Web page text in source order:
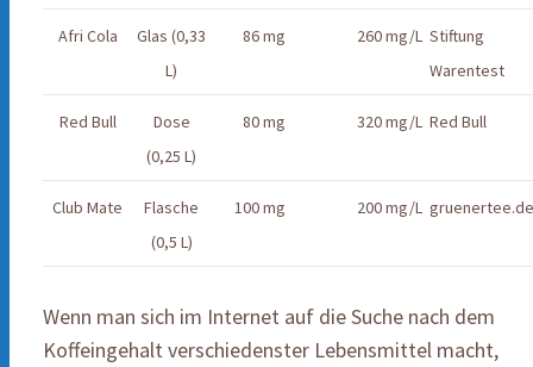
Afri Cola
Glas (0,33
L)
86 mg 260 mg/L Stiftung
Warentest
Red Bull
Dose
(0,25 L)
80 mg 320 mg/L Red Bull
Club Mate
Flasche
(0,5 L)
100 mg 200 mg/L gruenertee.de
Wenn man sich im Internet auf die Suche nach dem
Koffeingehalt verschiedenster Lebensmittel macht,